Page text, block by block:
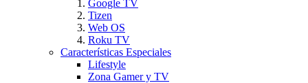
Google TV
Tizen
Web OS
Roku TV
Características Especiales
Lifestyle
Zona Gamer y TV